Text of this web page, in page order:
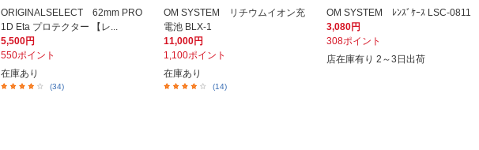
ORIGINALSELECT 62mm PRO
1D Eta プロテクター 【レ...
5,500円
550ポイント
在庫あり
(34)
OM SYSTEM リチウムイオン充
電池 BLX-1
11,000円
1,100ポイント
在庫あり
(14)
OM SYSTEM ﾚﾝｽﾞｹｰｽ LSC-0811
3,080円
308ポイント
店在庫有り 2～3日出荷